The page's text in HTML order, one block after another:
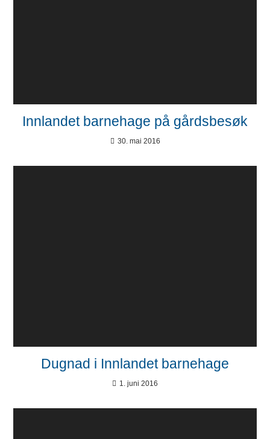
Innlandet barnehage på gårdsbesøk
30. mai 2016
Dugnad i Innlandet barnehage
1. juni 2016